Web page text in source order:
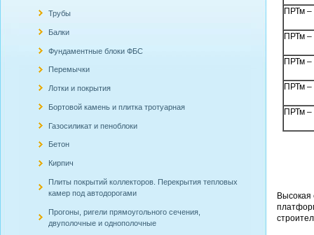
Трубы
Балки
Фундаментные блоки ФБС
Перемычки
Лотки и покрытия
Бортовой камень и плитка тротуарная
Газосиликат и пеноблоки
Бетон
Кирпич
Плиты покрытий коллекторов. Перекрытия тепловых
камер под автодорогами
Прогоны, ригели прямоугольного сечения,
двуполочные и однополочные
ПРТм –
ПРТм –
ПРТм –
ПРТм –
ПРТм –
Высокая